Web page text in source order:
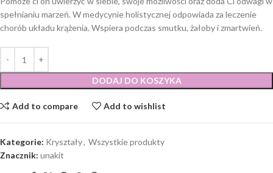
spełnianiu marzeń. W medycynie holistycznej odpowiada za leczenie
chorób układu krążenia. Wspiera podczas smutku, żałoby i zmartwień.
DODAJ DO KOSZYKA
Add to compare Add to wishlist
Kategorie: Kryształy, Wszystkie produkty
Znacznik: unakit